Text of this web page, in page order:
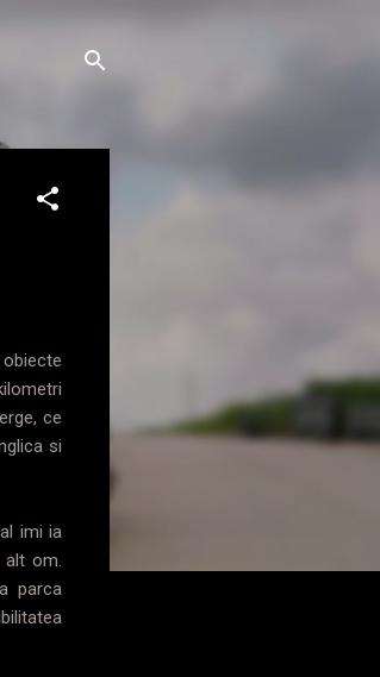
ce
si
imi ia
om.
parca